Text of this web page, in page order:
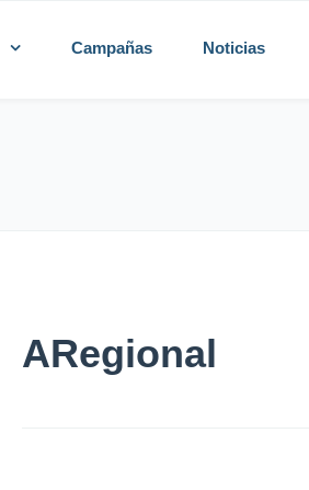
Campañas Noticias
ARegional